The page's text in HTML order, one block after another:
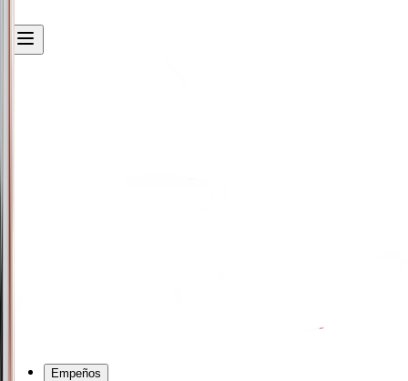
Empeños